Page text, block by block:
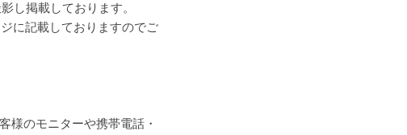
し掲載しております。
に記載しておりますのでご
様のモニターや携帯電話・